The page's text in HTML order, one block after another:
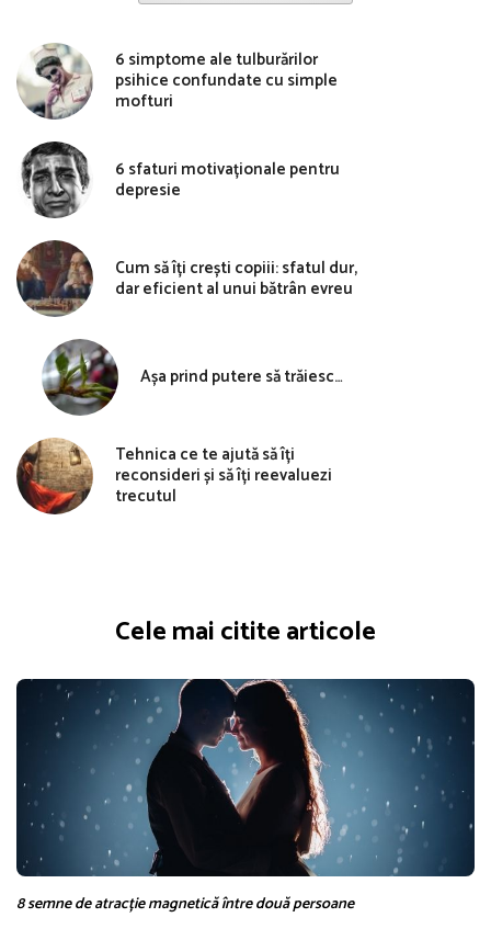
6 simptome ale tulburărilor
psihice confundate cu simple
mofturi
6 sfaturi motivaționale pentru
depresie
Cum să îți crești copiii: sfatul dur,
dar eficient al unui bătrân evreu
Așa prind putere să trăiesc…
Tehnica ce te ajută să îți
reconsideri și să îți reevaluezi
trecutul
Cele mai citite articole
8 semne de atracție magnetică între două persoane